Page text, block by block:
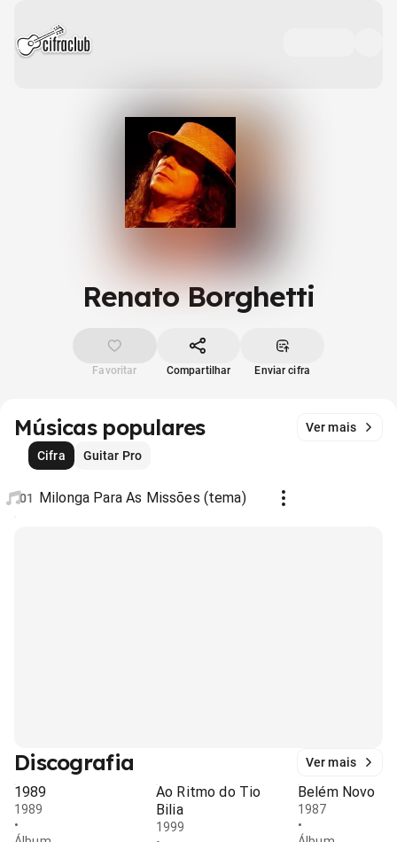
Renato Borghetti
Favoritar Compartilhar Enviar cifra
Músicas populares
Ver mais
Cifra
Guitar Pro
01 Milonga Para As Missões (tema)
Discografia Ver mais
1989
1989
•
Ao Ritmo do Tio
Bilia
1999
Belém Novo
1987
•